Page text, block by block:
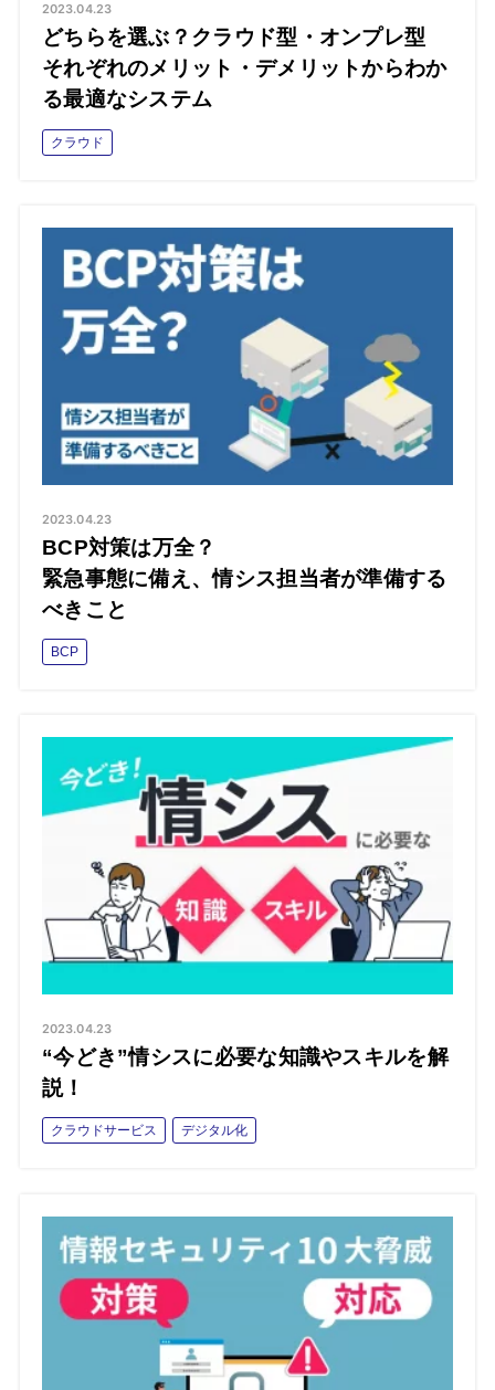
2023.04.23
どちらを選ぶ？クラウド型・オンプレ型
それぞれのメリット・デメリットからわか
る最適なシステム
クラウド
2023.04.23
BCP対策は万全？
緊急事態に備え、情シス担当者が準備する
べきこと
BCP
2023.04.23
“今どき”情シスに必要な知識やスキルを解
説！
クラウドサービス デジタル化